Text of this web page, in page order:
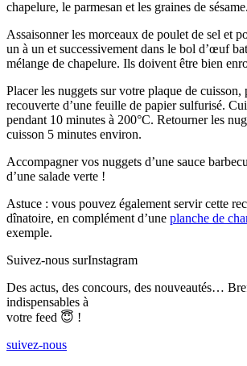
chapelure, le parmesan et les graines de sésame.
Assaisonner les morceaux de poulet de sel et
un à un et successivement dans le bol d’œuf
mélange de chapelure. Ils doivent être bien
Placer les nuggets sur votre plaque de cuisson,
recouverte d’une feuille de papier sulfurisé.
pendant 10 minutes à 200°C. Retourner les
cuisson 5 minutes environ.
Accompagner vos nuggets d’une sauce
d’une salade verte !
Astuce : vous pouvez également servir cette
dînatoire, en complément d’une planche de
exemple.
Suivez-nous surInstagram
Des actus, des concours, des nouveautés…
indispensables à
votre feed 😇 !
suivez-nous